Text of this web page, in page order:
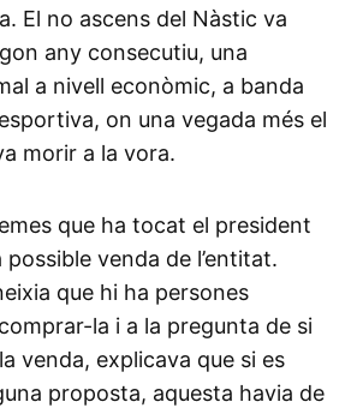
El no ascens del Nàstic va
any consecutiu, una
a nivell econòmic, a banda
on una vegada més el
morir a la vora.
que ha tocat el president
venda de l’entitat.
que hi ha persones
la i a la pregunta de si
venda, explicava que si es
proposta, aquesta havia de